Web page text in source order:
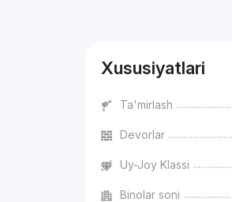
Xususiyatlari
Ta'mirlash
Devorlar
Uy-Joy Klassi
Binolar soni